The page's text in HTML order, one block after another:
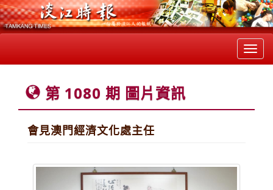
第 1080 期 圖片資訊
會見澳門經濟文化處主任